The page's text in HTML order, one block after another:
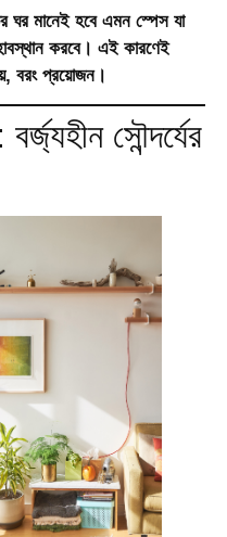
ঘর মানেই হবে এমন স্পেস যা
করবে। এই কারণেই
বরং প্রয়োজন।
সৌন্দর্যের